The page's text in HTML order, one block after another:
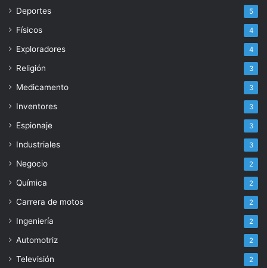
Deportes 5
Físicos 4
Exploradores 4
Religión 3
Medicamento 3
Inventores 3
Espionaje 3
Industriales 3
Negocio 2
Química 2
Carrera de motos 2
Ingeniería 2
Automotriz 2
Televisión 2